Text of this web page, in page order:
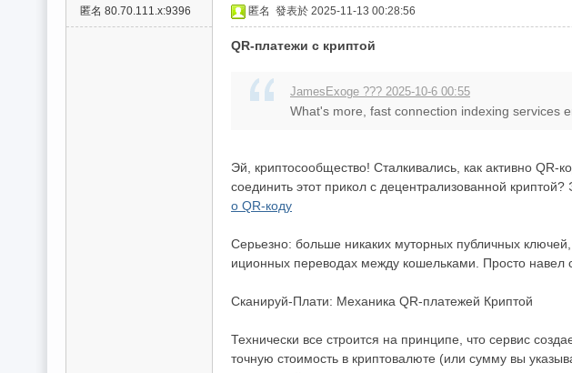
茶
匿名 80.70.111.x:9396 匿名 發表於 2025-11-13 00:28:56
QR-платежи с криптой
JamesExoge ??? 2025-10-6 00:55
What's more, fast connection indexing services
Эй, криптосообщество! Сталкивались, как активно
соединить этот прикол с децентрализованной
о QR-коду
Серьезно: больше никаких муторных публичных
иционных переводах между кошельками. Просто навел
Сканируй-Плати: Механика QR-платежей Криптой
Технически все строится на принципе, что сервис
точную стоимость в криптовалюте (или сумму вы